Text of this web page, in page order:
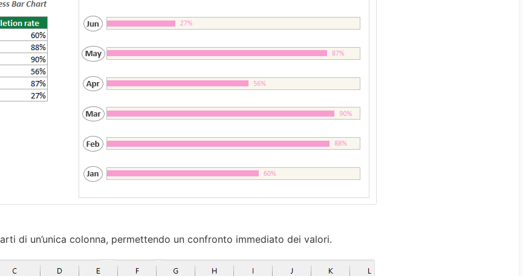
di un’unica colonna, permettendo un confronto immediato dei valori.